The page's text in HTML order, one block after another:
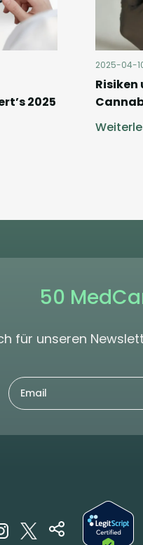
2025
2025-04-
Risiken
50
für unseren